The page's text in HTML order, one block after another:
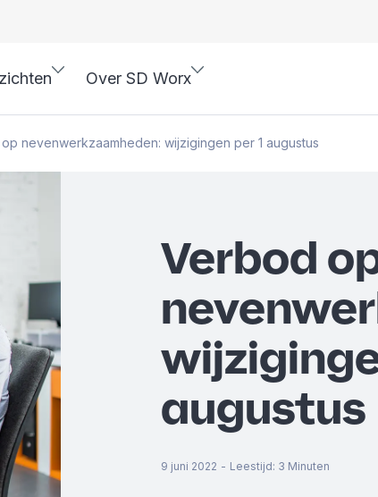
Over SD Worx
nevenwerkzaamheden: wijzigingen per 1 augustus
Verbod
augustus
9 juni 2022 - Leestijd: 3 Minuten